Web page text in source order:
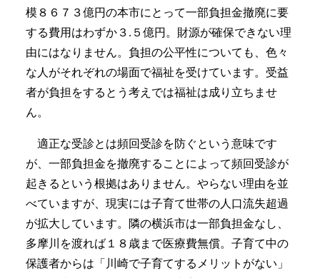
模８６７３億円の本市にとって一部負担金撤廃に要
する費用はわずか３.５億円。財源が確保できない理
由にはなりません。負担の公平性についても、色々
な人がそれぞれの場面で福祉を受けています。受益
者が負担をするとう考えでは福祉は成り立ちませ
ん。
適正な受診とは頻回受診を防ぐという意味です
が、一部負担金を撤廃することによって頻回受診が
起きるという根拠はありません。やらない理由を並
べていますが、現実には子育て世帯の人口流失超過
が拡大しています。隣の横浜市は一部負担金なし、
多摩川を渡れば１８歳まで医療費無償。子育て中の
保護者からは「川崎で子育てするメリットがない」